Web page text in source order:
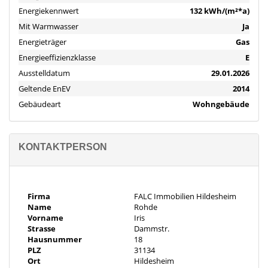
- Dach und Geschossdecke gedämmt
- Fassade: Außendämmung nach DIN 4108 und Kellenputz
- Gaszentralheizung Fa. Wolf (Baujahr) /Heizkörper
- Warmwasseraufbereitung über Heizung
- offener Kamin (9 KW)
- Außenwasseranschluss und Brunnen im Garten
- Glasfaseranschluss: nein (ist jedoch bereits in der Straße verlegt)
- kleines Balkonkraftwerk für Strom (auf Gartenhaus)
- Kelleraußentreppe
- Keller: Anschlüsse für eine kleine Küche sind vorhanden
Modernisierungen:
--------------------------------------------------
- Erneuerung Fenster (2019)
Objektbeschreibung
Iris Rohde von FALC Immobilien Hildesheim freut sich, Ihnen
Energiekennwert
132 kWh/(m²*a)
Mit Warmwasser
Ja
Energieträger
Gas
Energieeffizienzklasse
E
Ausstelldatum
29.01.2026
Geltende EnEV
2014
Gebäudeart
Wohngebäude
KONTAKTPERSON
Firma
FALC Immobilien Hildesheim
Name
Rohde
Vorname
Iris
Strasse
Dammstr.
Hausnummer
18
PLZ
31134
Ort
Hildesheim